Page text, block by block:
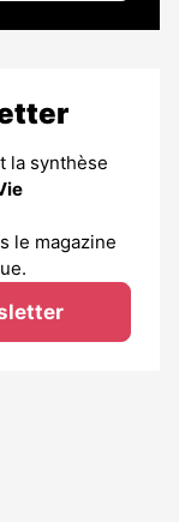
la synthèse
le magazine